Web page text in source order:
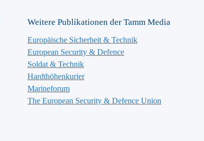
Weitere Publikationen der Tamm Media
Europäische Sicherheit & Technik
European Security & Defence
Soldat & Technik
Hardthöhenkurier
Marineforum
The European Security & Defence Union